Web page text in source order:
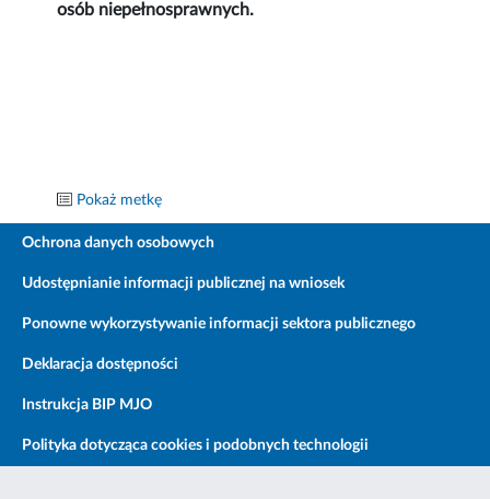
osób niepełnosprawnych.
Pokaż metkę
Ochrona danych osobowych
Udostępnianie informacji publicznej na wniosek
Ponowne wykorzystywanie informacji sektora publicznego
Deklaracja dostępności
Instrukcja BIP MJO
Polityka dotycząca cookies i podobnych technologii